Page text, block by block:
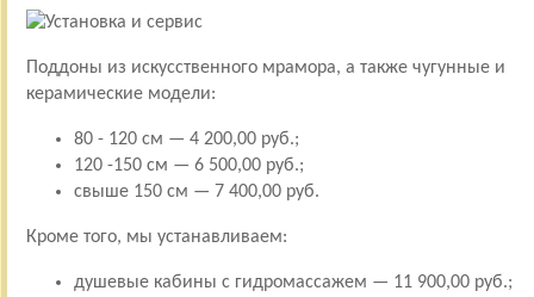
Поддоны из искусственного мрамора, а также чугунные и
керамические модели:
80 - 120 см — 4 200,00 руб.;
120 -150 см — 6 500,00 руб.;
свыше 150 см — 7 400,00 руб.
Кроме того, мы устанавливаем:
душевые кабины с гидромассажем — 11 900,00 руб.;